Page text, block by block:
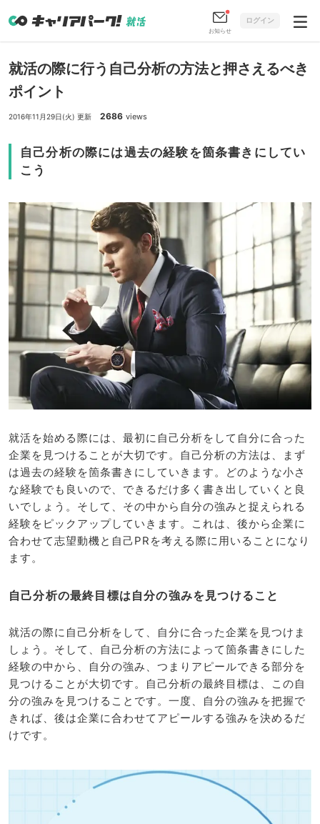
お知らせ
ログイン
就活の際に行う自己分析の方法と押さえるべき
ポイント
2016年11月29日(火) 更新 2686 views
自己分析の際には過去の経験を箇条書きにしてい
こう
就活を始める際には、最初に自己分析をして自分に合った
企業を見つけることが大切です。自己分析の方法は、まず
は過去の経験を箇条書きにしていきます。どのような小さ
な経験でも良いので、できるだけ多く書き出していくと良
いでしょう。そして、その中から自分の強みと捉えられる
経験をピックアップしていきます。これは、後から企業に
合わせて志望動機と自己PRを考える際に用いることになり
ます。
自己分析の最終目標は自分の強みを見つけること
就活の際に自己分析をして、自分に合った企業を見つけま
しょう。そして、自己分析の方法によって箇条書きにした
経験の中から、自分の強み、つまりアピールできる部分を
見つけることが大切です。自己分析の最終目標は、この自
分の強みを見つけることです。一度、自分の強みを把握で
きれば、後は企業に合わせてアピールする強みを決めるだ
けです。